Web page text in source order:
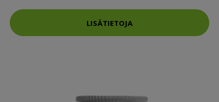
LISÄTIETOJA